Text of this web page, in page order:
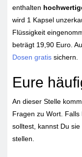
enthalten
wird 1 Kapsel
Flüssigkeit
beträgt 19,90 Euro.
Dosen gratis sichern.
Eure
An dieser Stelle
Fragen zu Wort.
solltest, kannst Du
stellen.